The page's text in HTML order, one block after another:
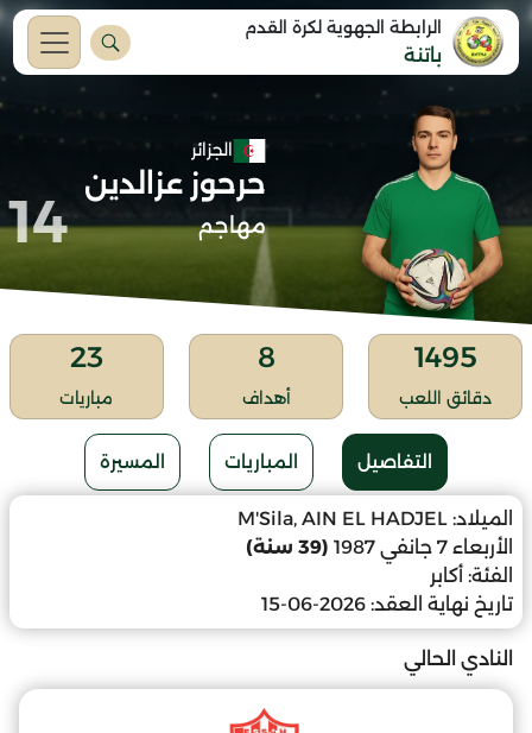
الرابطة الجهوية لكرة القدم
باتنة
الجزائر
حرحوز عزالدين
مهاجم 14
1495
دقائق اللعب
8
أهداف
23
مباريات
التفاصيل المباريات المسيرة
الميلاد: M'Sila, AIN EL HADJEL
الأربعاء 7 جانفي 1987
(39 سنة)
الفئة: أكابر
تاريخ نهاية العقد: 2026-06-15
النادي الحالي